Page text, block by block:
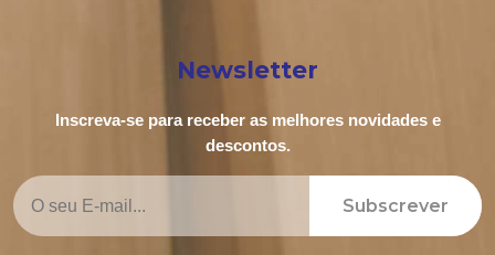
Newsletter
Inscreva-se para receber as melhores novidades e
descontos.
Subscrever